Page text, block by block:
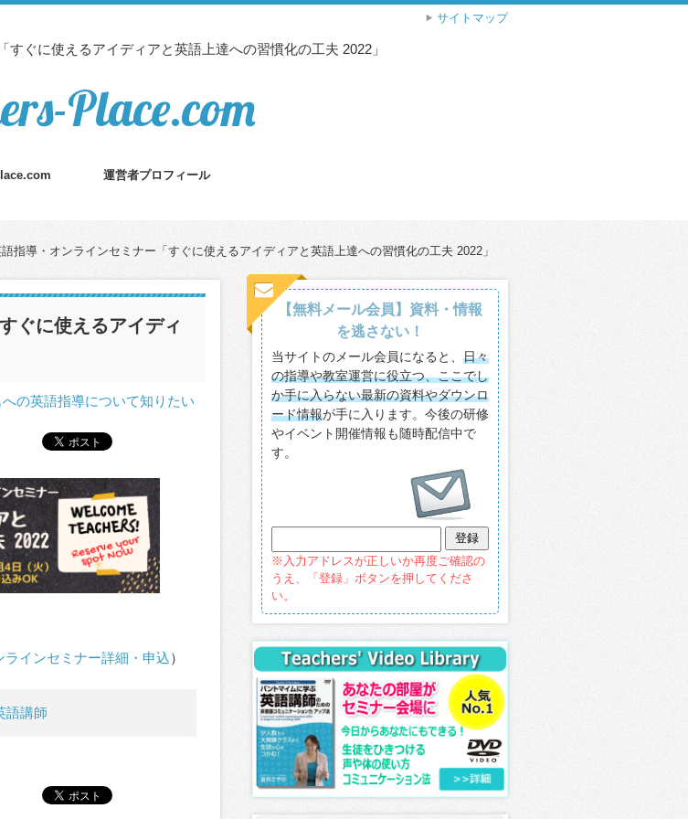
ぐに使えるアイディアと英語上達への習慣化の工夫 2022」
Place.com
運営者プロフィール
指導・オンラインセミナー「すぐに使えるアイディアと英語上達への習慣化の工夫 2022」
ぐに使えるアイディ
の英語指導について知りたい
インセミナー詳細・申込）
語講師
【無料メール会員】資料・情報
を逃さない！
当サイトのメール会員になると、 日々
の指導や教室運営に役立つ、ここでし
か手に入らない最新の資料やダウンロ
ード情報が手に入ります。今後の研修
やイベント開催情報も随時配信中で
す。
※入力アドレスが正しいか再度ご確認の
うえ、「登録」ボタンを押してくださ
い。
サイトマップ